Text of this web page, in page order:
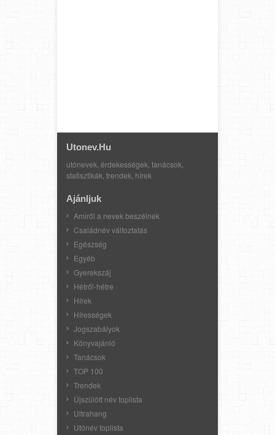
Utonev.hu
utónevek, érdekességek, tanácsok,
statisztikák, trendek, hírek
Ajánljuk
Amiről a nevek beszélnek
Családnév változtatás
Egészség
Egyéb
Gyerekszáj
Hétről-hétre
Hírek
Hírességek
Jogszabályok
Könyvajánló
Tanácsok
TOP 100
Trendek
Újszülött név toplista
Ultrahang
Utónév toplista